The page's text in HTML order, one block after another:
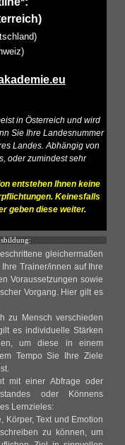
in Österreich und wird
Sie Ihre Landesnummer
Landes. Abhängig von
oder zumindest sehr
entstehen Ihnen keine
Keinesfalls
geben diese weiter.
gleichermaßen
Trainer/innen auf Ihre
Voraussetzungen sowie
Vorgang. Hier gilt es
zu Mensch verschieden
es individuelle Stärken
um diese in einem
Tempo Sie Ihre Ziele
mit einer Abfrage oder
oder Könnens
Lernzieles:
Körper, Text und Emotion
zu können, um